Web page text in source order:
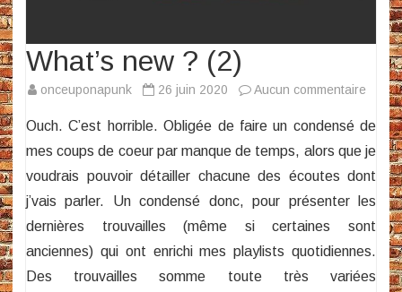
What’s new ? (2)
onceuponapunk 26 juin 2020 Aucun commentaire
new
?
(2)
Ouch. C’est horrible. Obligée de faire un condensé de
mes coups de coeur par manque de temps, alors que je
voudrais pouvoir détailler chacune des écoutes dont
j’vais parler. Un condensé donc, pour présenter les
dernières trouvailles (même si certaines sont
anciennes) qui ont enrichi mes playlists quotidiennes.
Des trouvailles somme toute très variées